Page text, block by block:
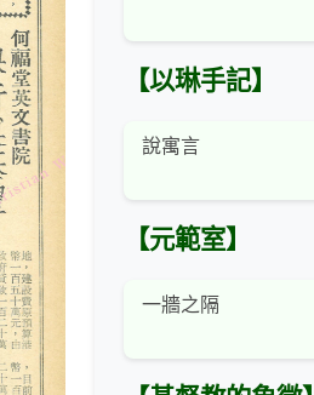
【以琳手記】
說寓言
【元範室】
一牆之隔